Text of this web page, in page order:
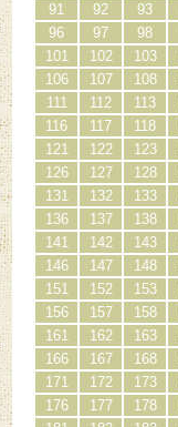
91
92 93
96
97 98
101
102 103
106
107 108
111
112 113
116
117 118
121
122 123
126
127 128
131
132 133
136
137 138
141
142 143
146
147 148
151
152 153
156
157 158
161
162 163
166
167 168
171
172 173
176
177 178